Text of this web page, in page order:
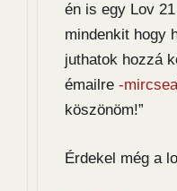
én is egy Lov
mindenkit hogy
juthatok hozzá
émailre -
köszönöm!”
Érdekel még a